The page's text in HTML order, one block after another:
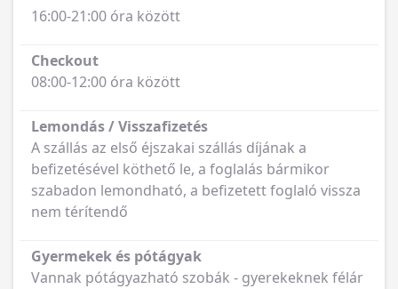
16:00-21:00 óra között
Checkout
08:00-12:00 óra között
Lemondás / Visszafizetés
A szállás az első éjszakai szállás díjának a
befizetésével köthető le, a foglalás bármikor
szabadon lemondható, a befizetett foglaló vissza
nem térítendő
Gyermekek és pótágyak
Vannak pótágyazható szobák - gyerekeknek félár